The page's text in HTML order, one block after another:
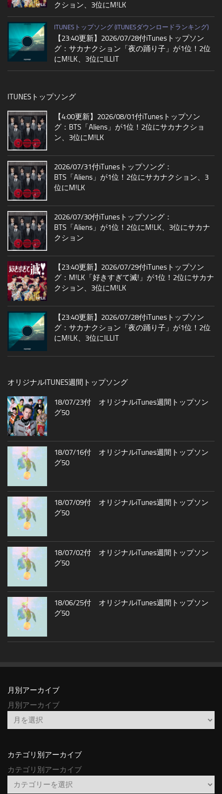
クション、3位にM!LK
ITUNESトップソング (ITUNESダウンロードランキング)
【23:40更新】2026/07/28付iTunesトップソン
グ：サカナクション「夜の踊り子」が1位！2位
にM!LK、3位にILLIT
ITUNESトップソング
【4:00更新】2026/08/01付iTunesトップソン
グ：BTS「Aliens」が1位！2位にサカナクショ
ン、3位にM!LK
2026/07/31付iTunesトップソング：
BTS「Aliens」が1位！2位にサカナクション、3
位にM!LK
2026/07/30付iTunesトップソング：
BTS「Aliens」が1位！2位にM!LK、3位にサカナ
クション
【23:40更新】2026/07/29付iTunesトップソン
グ：M!LK「好きすぎて滅!」が1位！2位にサカナ
クション、3位にM!LK
【23:40更新】2026/07/28付iTunesトップソン
グ：サカナクション「夜の踊り子」が1位！2位
にM!LK、3位にILLIT
オリジナルITUNES週間トップソング
18/07/23付 オリジナルiTunes週間トップソン
グ50
18/07/16付 オリジナルiTunes週間トップソン
グ50
18/07/09付 オリジナルiTunes週間トップソン
グ50
18/07/02付 オリジナルiTunes週間トップソン
グ50
18/06/25付 オリジナルiTunes週間トップソン
グ50
月別アーカイブ
月別アーカイブ
カテゴリ別アーカイブ
カテゴリ別アーカイブ